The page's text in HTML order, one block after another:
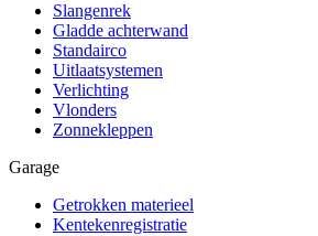
Slangenrek
Gladde achterwand
Standairco
Uitlaatsystemen
Verlichting
Vlonders
Zonnekleppen
Garage
Getrokken materieel
Kentekenregistratie